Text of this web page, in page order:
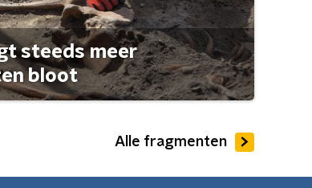
steeds meer
bloot
Alle fragmenten